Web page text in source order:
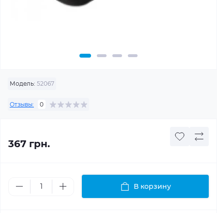
Модель: 52067
Отзывы: 0
367 грн.
В корзину